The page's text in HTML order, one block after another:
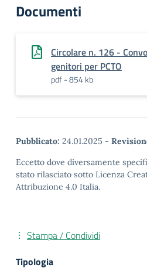
Documenti
Circolare n. 126 -
genitori per PCTO
pdf - 854 kb
Pubblicato: 24.01.2025 -
Eccetto dove diversamente
stato rilasciato sotto Licenza
Attribuzione 4.0 Italia.
Stampa / Condividi
Tipologia